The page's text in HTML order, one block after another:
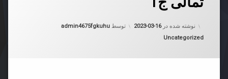
نوشته شده در2023-03-16
به روز شده در 2023-03-16
توسط admin4675fgkuhu
دسته بندی ها:
Uncategorized